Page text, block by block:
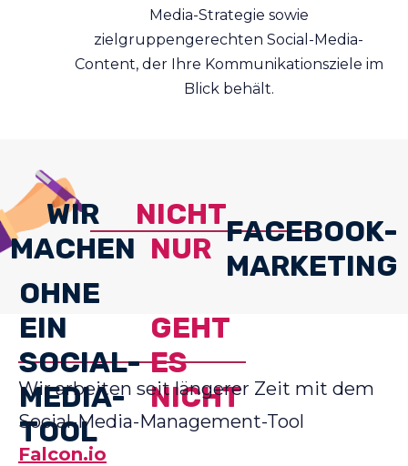
Media-Strategie sowie
zielgruppengerechten Social-Media-
Content, der Ihre Kommunikationsziele im
Blick behält.
WIR
MACHEN
NICHT
NUR FACEBOOK-
MARKETING
OHNE
EIN
SOCIAL-
MEDIA-
TOOL
GEHT
ES
NICHT
Wir arbeiten seit längerer Zeit mit dem
Social-Media-Management-Tool
Falcon.io